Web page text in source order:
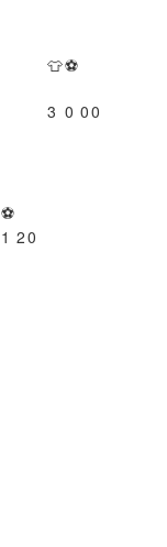
👕⚽
3 0 00
⚽
1 20